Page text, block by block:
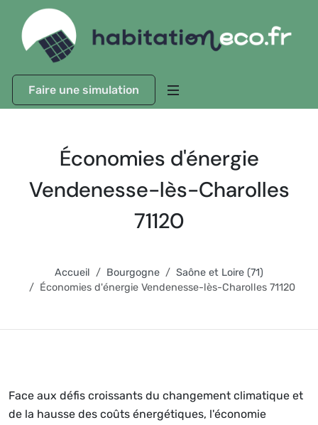
Faire une simulation
Économies d'énergie
Vendenesse-lès-Charolles
71120
Accueil Bourgogne
Saône et Loire (71)
Économies d'énergie Vendenesse-lès-Charolles 71120
Face aux défis croissants du changement climatique et
de la hausse des coûts énergétiques, l'économie